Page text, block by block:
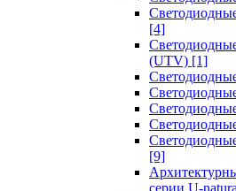
[4]
(UTV) [1]
[9]
серии U-